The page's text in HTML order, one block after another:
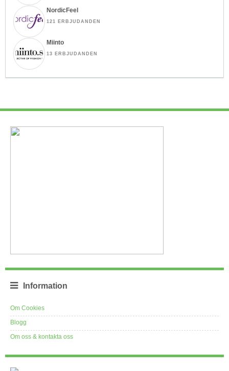
NordicFeel
121 ERBJUDANDEN
Miinto
13 ERBJUDANDEN
Information
Om Cookies
Blogg
Om oss & kontakta oss